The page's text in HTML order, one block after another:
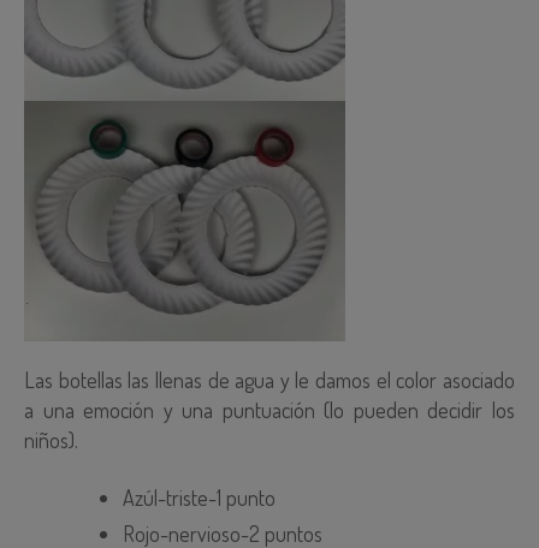
Las botellas las llenas de agua y le damos el color asociado
a una emoción y una puntuación (lo pueden decidir los
niños).
Azúl-triste-1 punto
Rojo-nervioso-2 puntos